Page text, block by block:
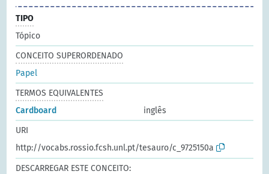
TIPO
Tópico
CONCEITO SUPERORDENADO
Papel
TERMOS EQUIVALENTES
Cardboard
inglês
URI
http://vocabs.rossio.fcsh.unl.pt/tesauro/c_9725150a
DESCARREGAR ESTE CONCEITO: